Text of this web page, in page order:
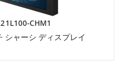
CHM1
シャーシ ディスプレイ